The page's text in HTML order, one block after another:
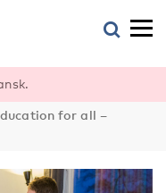
for all –